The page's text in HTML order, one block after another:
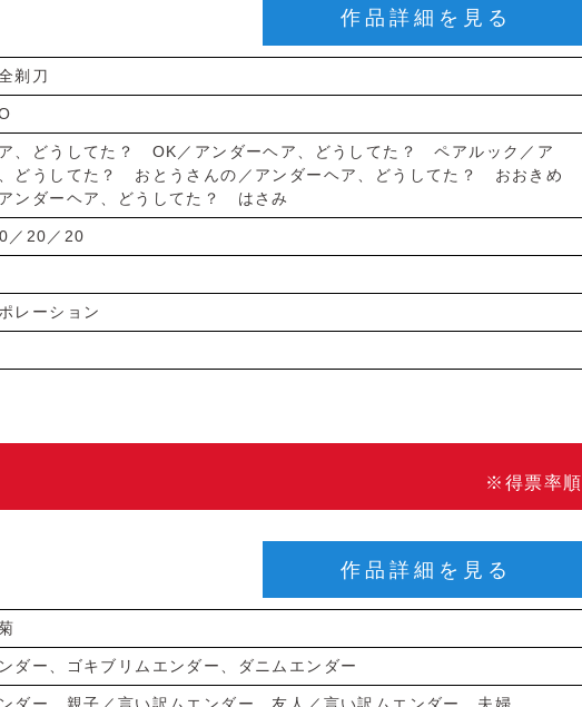
作品詳細を見る
剃刀
、どうしてた？ OK／アンダーヘア、どうしてた？ ペアルック／ア
どうしてた？ おとうさんの／アンダーヘア、どうしてた？ おおきめ
ンダーヘア、どうしてた？ はさみ
／20／20
レーション
※得票率順
作品詳細を見る
ダー、ゴキブリムエンダー、ダニムエンダー